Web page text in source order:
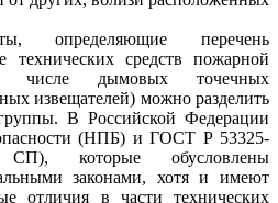
определяющие перечень
технических средств пожарной
числе дымовых точечных
извещателей) можно разделить
В Российской Федерации
(НПБ) и ГОСТ Р 53325-
которые обусловлены
законами, хотя и имеют
отличия в части технических